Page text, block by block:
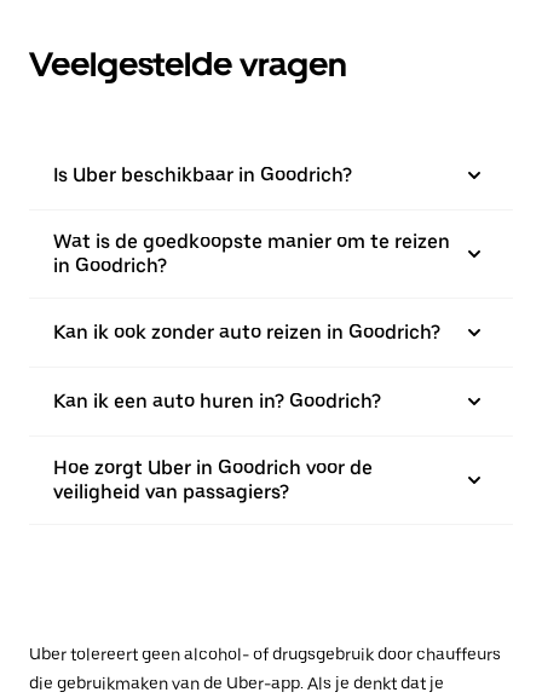
Veelgestelde vragen
Is Uber beschikbaar in Goodrich?
Wat is de goedkoopste manier om te reizen
in Goodrich?
Kan ik ook zonder auto reizen in Goodrich?
Kan ik een auto huren in? Goodrich?
Hoe zorgt Uber in Goodrich voor de
veiligheid van passagiers?
Uber tolereert geen alcohol- of drugsgebruik door chauffeurs
die gebruikmaken van de Uber-app. Als je denkt dat je